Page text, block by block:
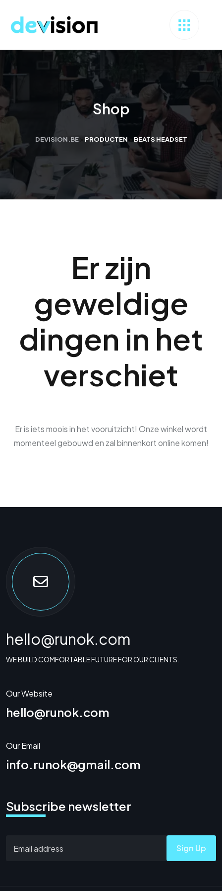
Shop
DEVISION.BE> PRODUCTEN BEATS HEADSET
Er zijn
geweldige
dingen in het
verschiet
Er is iets moois in het vooruitzicht! Onze winkel wordt
momenteel gebouwd en zal binnenkort online komen!
hello@runok.com
WE BUILD COMFORTABLE FUTURE FOR OUR CLIENTS.
Our Website
hello@runok.com
Our Email
info.runok@gmail.com
Subscribe newsletter
Sign Up